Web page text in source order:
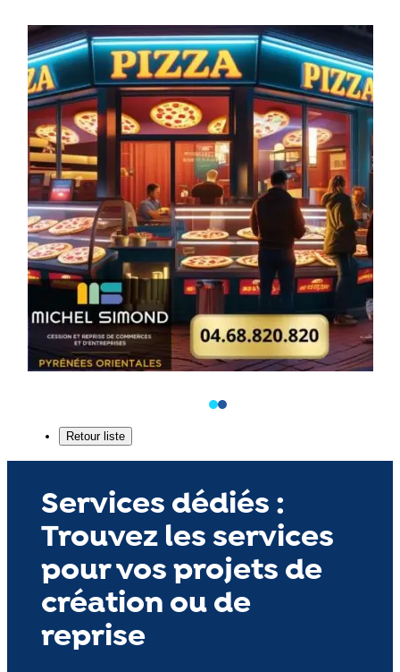
Services dédiés :
Trouvez les services
pour vos projets de
création ou de
reprise